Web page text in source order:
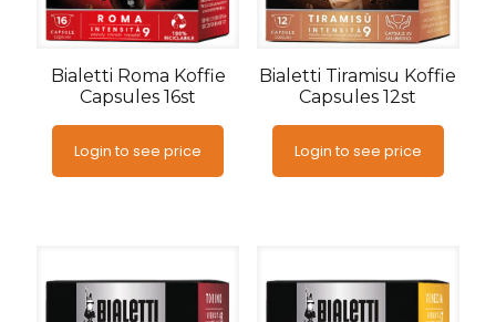
Bialetti Roma Koffie
Capsules 16st
Login to see price
Bialetti Tiramisu Koffie
Capsules 12st
Login to see price